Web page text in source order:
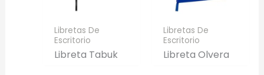
Libretas De
Escritorio
Libreta Tabuk
Libretas De
Escritorio
Libreta Olvera